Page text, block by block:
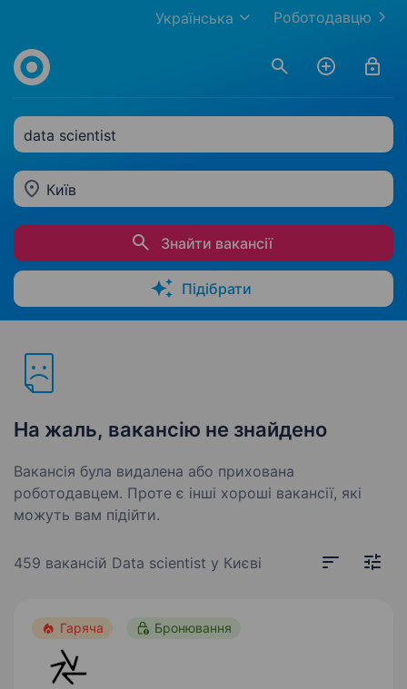
Роботодавцю
Українська
data scientist
Київ
Знайти вакансії
Підібрати
На жаль, вакансію не знайдено
Вакансія була видалена або прихована
роботодавцем. Проте є інші хороші вакансії, які
можуть вам підійти.
459 вакансій Data scientist у Києві
Гаряча Бронювання